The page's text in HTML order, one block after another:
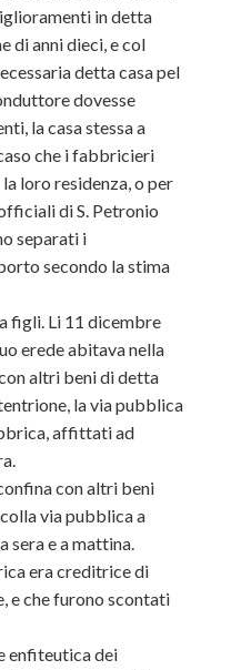
in detta
di anni dieci, e col
detta casa pel
dovesse
la casa stessa a
che i fabbricieri
loro residenza, o per
di S. Petronio
separati i
secondo la stima
figli. Li 11 dicembre
erede abitava nella
altri beni di detta
la via pubblica
affittati ad
con altri beni
via pubblica a
sera e a mattina.
era creditrice di
e che furono scontati
enfiteutica dei